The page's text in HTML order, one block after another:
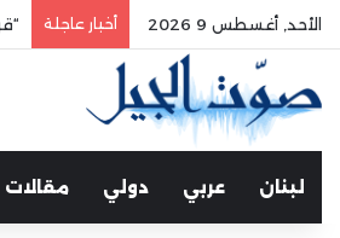
الأحد, أغسطس 9 2026 أخبار عاجلة
لبنان عربي دولي مقالات